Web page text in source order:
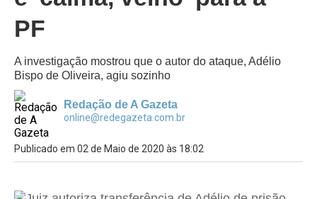
PF
A investigação mostrou que o autor do ataque, Adélio
Bispo de Oliveira, agiu sozinho
Redação de A Gazeta
online@redegazeta.com.br
Publicado em 02 de Maio de 2020 às 18:02